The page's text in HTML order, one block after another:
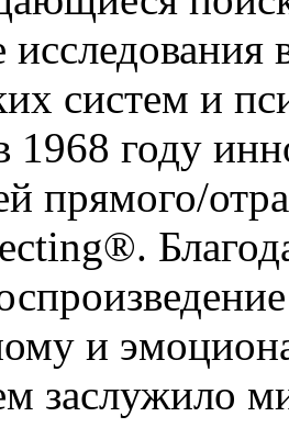
систем и
1968 году
прямого/
и
заслужило